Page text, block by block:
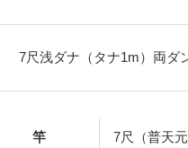
7尺浅ダナ（タナ1m）両ダ
竿
7尺（普天